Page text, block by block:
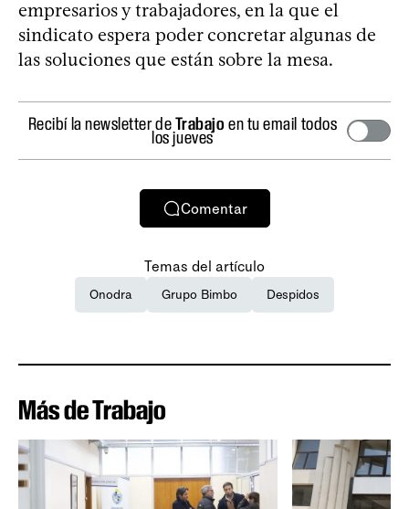
empresarios y trabajadores, en la que el
sindicato espera poder concretar algunas de
las soluciones que están sobre la mesa.
Recibí la newsletter deTrabajo en tu email todos
los jueves
Comentar
Temas del artículo
Onodra Grupo Bimbo Despidos
Más de Trabajo